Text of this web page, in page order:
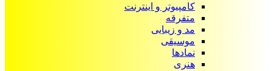
کامپیوتر و اینترنت
متفرقه
مد و زیبایی
موسیقی
نمادها
هنری